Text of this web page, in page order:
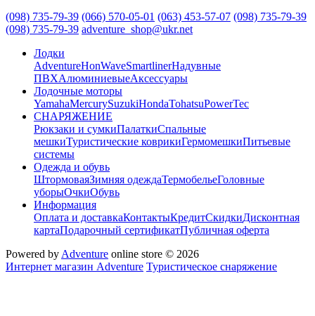
(098) 735-79-39 (066) 570-05-01 (063) 453-57-07 (098) 735-79-39
(098) 735-79-39 adventure_shop@ukr.net
Лодки
AdventureHonWaveSmartlinerНадувные
ПВХАлюминиевыеАксессуары
Лодочные моторы
YamahaMercurySuzukiHondaTohatsuPowerTec
СНАРЯЖЕНИЕ
Рюкзаки и сумкиПалаткиСпальные
мешкиТуристические коврикиГермомешкиПитьевые
системы
Одежда и обувь
ШтормоваяЗимняя одеждаТермобельеГоловные
уборыОчкиОбувь
Информация
Оплата и доставкаКонтактыКредитСкидкиДисконтная
картаПодарочный сертификатПубличная оферта
Powered byAdventure online store © 2026
Интернет магазин Adventure Туристическое снаряжение